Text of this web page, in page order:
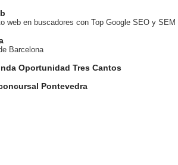
web en buscadores con Top Google SEO y SEM
Barcelona
Oportunidad Tres Cantos
Pontevedra